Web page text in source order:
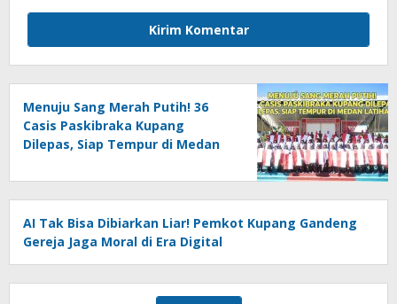
Menuju Sang Merah Putih! 36
Casis Paskibraka Kupang
Dilepas, Siap Tempur di Medan
AI Tak Bisa Dibiarkan Liar! Pemkot Kupang Gandeng
Gereja Jaga Moral di Era Digital